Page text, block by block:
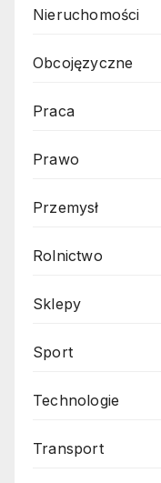
Nieruchomości
Obcojęzyczne
Praca
Prawo
Przemysł
Rolnictwo
Sklepy
Sport
Technologie
Transport